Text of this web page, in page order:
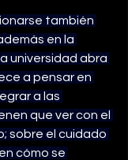
también
en la
universidad abra
a pensar en
a las
que ver con el
sobre el cuidado
cómo se